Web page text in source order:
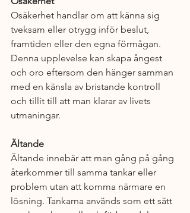
Osäkerhet handlar om att känna sig
tveksam eller otrygg inför beslut,
framtiden eller den egna förmågan.
Denna upplevelse kan skapa ångest
och oro eftersom den hänger samman
med en känsla av bristande kontroll
och tillit till att man klarar av livets
utmaningar.
Ältande
Ältande innebär att man gång på gång
återkommer till samma tankar eller
problem utan att komma närmare en
lösning. Tankarna används som ett sätt